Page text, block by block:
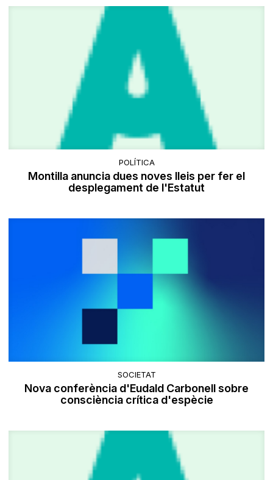
POLÍTICA
Montilla anuncia dues noves lleis per fer el
desplegament de l'Estatut
SOCIETAT
Nova conferència d'Eudald Carbonell sobre
consciència crítica d'espècie